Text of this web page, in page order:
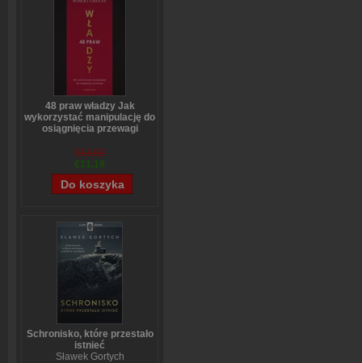
48 praw władzy Jak
wykorzystać manipulację do
osiągnięcia przewagi
€13,92
€11,19
Schronisko, które przestało
istnieć
Sławek Gortych